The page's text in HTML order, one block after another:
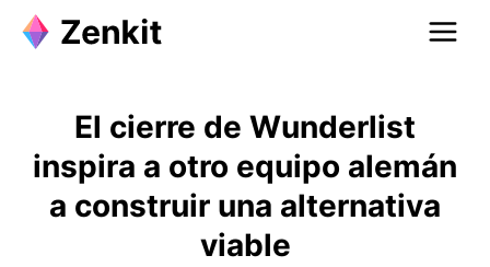
El cierre de Wunderlist
inspira a otro equipo alemán
a construir una alternativa
viable